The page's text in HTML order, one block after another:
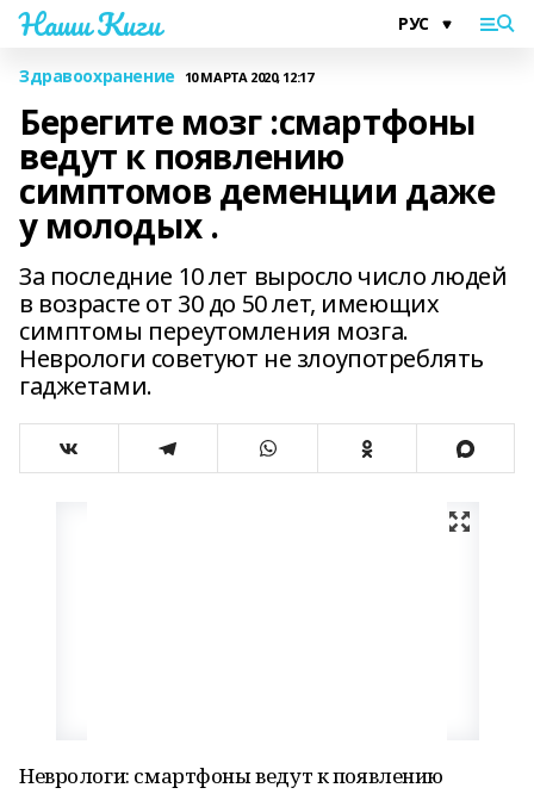
Наши Киги
Здравоохранение 10 МАРТА 2020, 12:17
Берегите мозг :смартфоны
ведут к появлению
симптомов деменции даже
у молодых .
За последние 10 лет выросло число людей
в возрасте от 30 до 50 лет, имеющих
симптомы переутомления мозга.
Неврологи советуют не злоупотреблять
гаджетами.
Неврологи: смартфоны ведут к появлению